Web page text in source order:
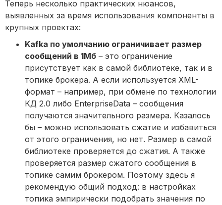
Теперь несколько практических нюансов,
выявленных за время использования компоненты в
крупных проектах:
Kafka по умолчанию ограничивает размер
сообщений в 1Мб – это ограничение
присутствует как в самой библиотеке, так и в
топике брокера. А если используется XML-
формат – например, при обмене по технологии
КД 2.0 либо EnterpriseData – сообщения
получаются значительного размера. Казалось
бы – можно использовать сжатие и избавиться
от этого ограничения, но нет. Размер в самой
библиотеке проверяется до сжатия. А также
проверяется размер сжатого сообщения в
топике самим брокером. Поэтому здесь я
рекомендую общий подход: в настройках
топика эмпирически подобрать значения по